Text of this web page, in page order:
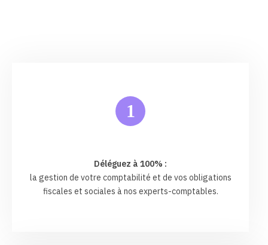
1
Déléguez à 100% :
la gestion de votre comptabilité et de vos obligations
fiscales et sociales à nos experts-comptables.